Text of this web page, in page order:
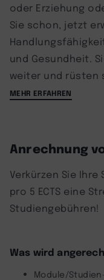
oder Erziehung
Sie schon, jetzt
und Gesundheit.
weiter und rüsten
MEHR ERFAHREN
Anrechnung
Verkürzen Sie
pro 5 ECTS eine
Studiengebühren!
Was wird
Module/